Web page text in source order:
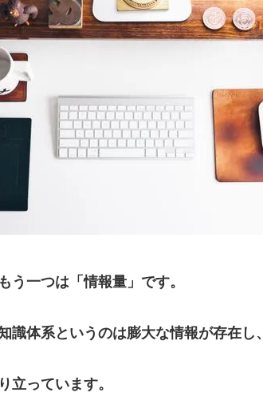
う一つは「情報量」です。
識体系というのは膨大な情報が存在し、
立っています。